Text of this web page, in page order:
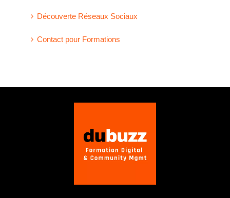
Découverte Réseaux Sociaux
Contact pour Formations